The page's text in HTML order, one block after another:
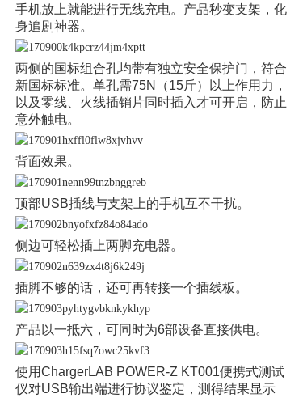
手机放上就能进行无线充电。产品秒变支架，化
身追剧神器。
两侧的国标组合孔均带有独立安全保护门，符合
新国标标准。单孔需75N（15斤）以上作用力，
以及零线、火线插销片同时插入才可开启，防止
意外触电。
背面效果。
顶部USB插线与支架上的手机互不干扰。
侧边可轻松插上两脚充电器。
插脚不够的话，还可再转接一个插线板。
产品以一抵六，可同时为6部设备直接供电。
使用ChargerLAB POWER-Z KT001便携式测试
仪对USB输出端进行协议鉴定，测得结果显示